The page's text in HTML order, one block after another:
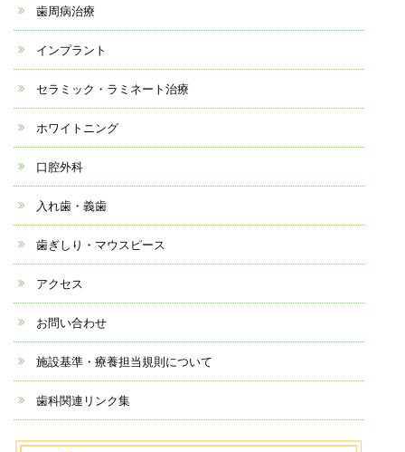
歯周病治療
インプラント
セラミック・ラミネート治療
ホワイトニング
口腔外科
入れ歯・義歯
歯ぎしり・マウスピース
アクセス
お問い合わせ
施設基準・療養担当規則について
歯科関連リンク集